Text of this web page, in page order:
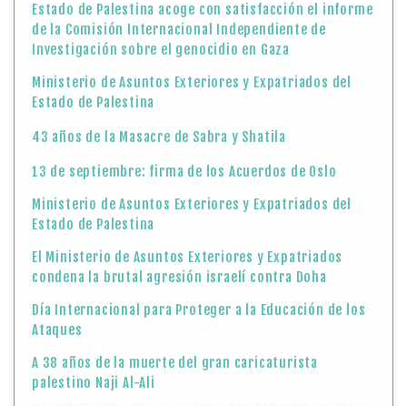
Estado de Palestina acoge con satisfacción el informe
de la Comisión Internacional Independiente de
Investigación sobre el genocidio en Gaza
Ministerio de Asuntos Exteriores y Expatriados del
Estado de Palestina
43 años de la Masacre de Sabra y Shatila
13 de septiembre: firma de los Acuerdos de Oslo
Ministerio de Asuntos Exteriores y Expatriados del
Estado de Palestina
El Ministerio de Asuntos Exteriores y Expatriados
condena la brutal agresión israelí contra Doha
Día Internacional para Proteger a la Educación de los
Ataques
A 38 años de la muerte del gran caricaturista
palestino Naji Al-Ali